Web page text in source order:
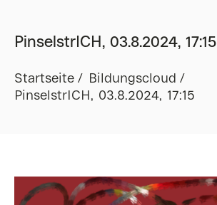
PinselstrICH, 03.8.2024, 17:15
Startseite
Bildungscloud
PinselstrICH, 03.8.2024, 17:15